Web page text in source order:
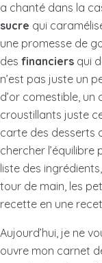
a chanté dans la
sucre qui
une promesse de
des financiers qui
n’est pas juste un
d’or comestible,
croustillants juste
carte des desserts
chercher l’équilibre
liste des
tour de main, les
recette en une
Aujourd’hui, je ne
ouvre mon carnet